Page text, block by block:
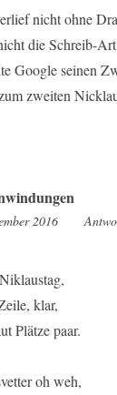
nicht ohne
die Schreib-
Google seinen
zweiten
2016 10:44
klar,
Plätze paar.
oh weh,